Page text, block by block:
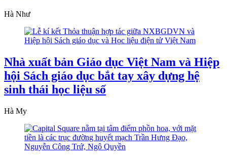
Hà Như
Nhà xuất bản Giáo dục Việt Nam và Hiệp
hội Sách giáo dục bắt tay xây dựng hệ
sinh thái học liệu số
Hà My